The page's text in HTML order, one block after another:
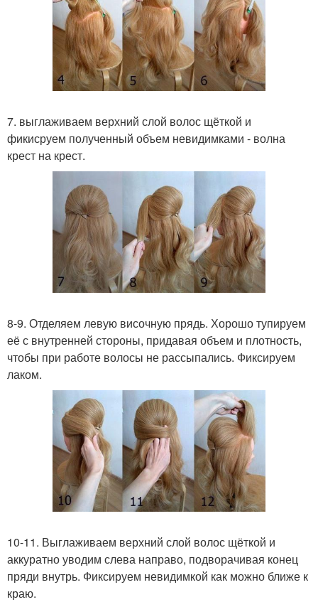
7. выглаживаем верхний слой волос щёткой и
фикисруем полученный объем невидимками - волна
крест на крест.
8-9. Отделяем левую височную прядь. Хорошо тупируем
её с внутренней стороны, придавая объем и плотность,
чтобы при работе волосы не рассыпались. Фиксируем
лаком.
10-11. Выглаживаем верхний слой волос щёткой и
аккуратно уводим слева направо, подворачивая конец
пряди внутрь. Фиксируем невидимкой как можно ближе к
краю.